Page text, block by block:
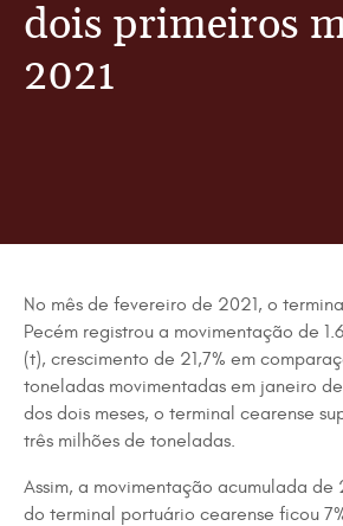
dois primeiros
2021
No mês de fevereiro de 2021, o
Pecém registrou a movimentação de
(t), crescimento de 21,7% em
toneladas movimentadas em janeiro
dos dois meses, o terminal cearense
três milhões de toneladas.
Assim, a movimentação acumulada de
do terminal portuário cearense ficou